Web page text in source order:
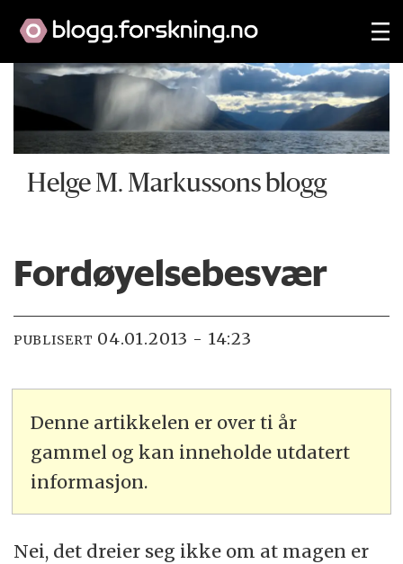
Helge M. Markussons blogg
Fordøyelsebesvær
PUBLISERT 04.01.2013 - 14:23
Denne artikkelen er over ti år
gammel og kan inneholde utdatert
informasjon.
Nei, det dreier seg ikke om at magen er